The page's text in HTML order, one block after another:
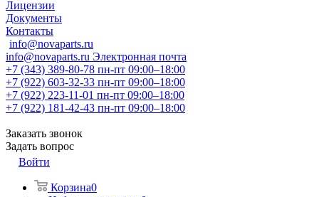
Лицензии
Документы
Контакты
info@novaparts.ru
info@novaparts.ru Электронная почта
+7 (343) 389-80-78 пн-пт 09:00–18:00
+7 (922) 603-32-33 пн-пт 09:00–18:00
+7 (922) 223-11-01 пн-пт 09:00–18:00
+7 (922) 181-42-43 пн-пт 09:00–18:00
Заказать звонок
Задать вопрос
Войти
Корзина0